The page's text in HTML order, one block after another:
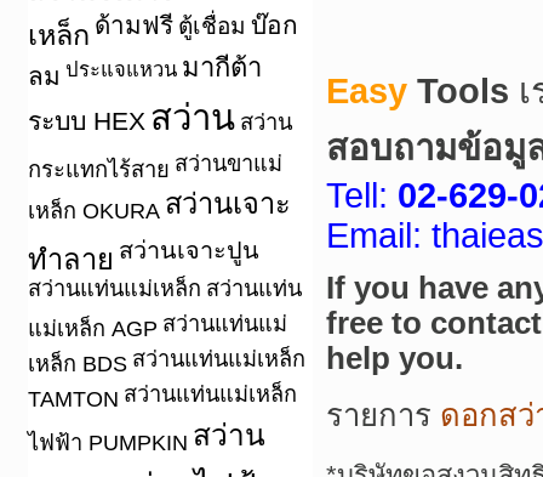
เหล็ก ด้ามฟรี ตู้เชื่อม บ๊อก
ลม ประแจแหวน มากีต้า
ระบบ HEX สว่าน สว่าน
กระแทกไร้สาย สว่านขาแม่
เหล็ก OKURA สว่านเจาะ
ทำลาย สว่านเจาะปูน
สว่านแท่นแม่เหล็ก สว่านแท่น
แม่เหล็ก AGP สว่านแท่นแม่
เหล็ก BDS สว่านแท่นแม่เหล็ก
TAMTON สว่านแท่นแม่เหล็ก
ไฟฟ้า PUMPKIN สว่าน
Easy Tools
สอบถามข้อมู
Tell: 02-629-
Email:
If you have
free to
help you.
รายการ ดอกสว่